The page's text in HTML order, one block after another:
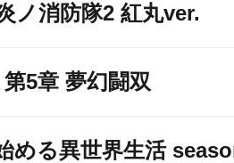
ノ消防隊2 紅丸ver.
5章 夢幻闘双
める異世界生活